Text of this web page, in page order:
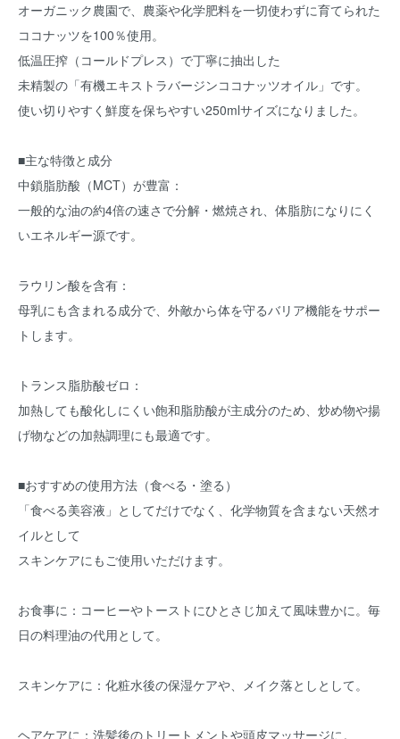
オーガニック農園で、農薬や化学肥料を一切使わずに育てられた
ココナッツを100％使用。
低温圧搾（コールドプレス）で丁寧に抽出した
未精製の「有機エキストラバージンココナッツオイル」です。
使い切りやすく鮮度を保ちやすい250mlサイズになりました。
■主な特徴と成分
中鎖脂肪酸（MCT）が豊富：
一般的な油の約4倍の速さで分解・燃焼され、体脂肪になりにく
いエネルギー源です。
ラウリン酸を含有：
母乳にも含まれる成分で、外敵から体を守るバリア機能をサポー
トします。
トランス脂肪酸ゼロ：
加熱しても酸化しにくい飽和脂肪酸が主成分のため、炒め物や揚
げ物などの加熱調理にも最適です。
■おすすめの使用方法（食べる・塗る）
「食べる美容液」としてだけでなく、化学物質を含まない天然オ
イルとして
スキンケアにもご使用いただけます。
お食事に：コーヒーやトーストにひとさじ加えて風味豊かに。毎
日の料理油の代用として。
スキンケアに：化粧水後の保湿ケアや、メイク落としとして。
ヘアケアに：洗髪後のトリートメントや頭皮マッサージに。